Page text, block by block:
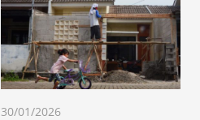
30/01/2026